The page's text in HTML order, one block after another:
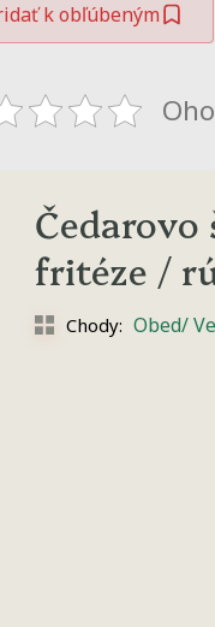
k obľúbeným
fritéze /
Chody: Obed/